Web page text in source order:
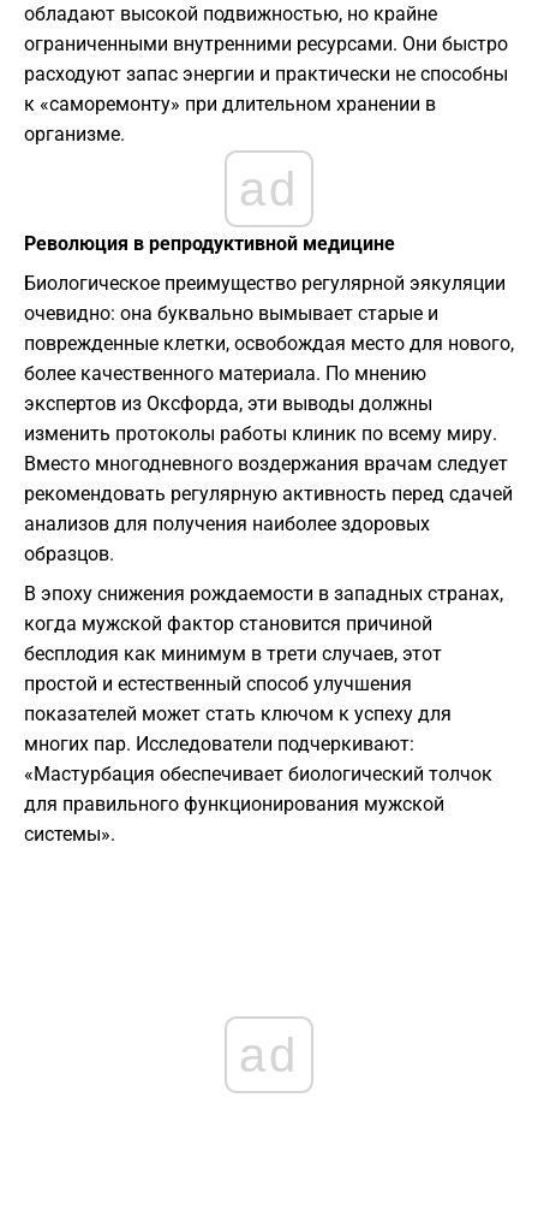
обладают высокой подвижностью, но крайне
ограниченными внутренними ресурсами. Они быстро
расходуют запас энергии и практически не способны
к «саморемонту» при длительном хранении в
организме.
ad
Революция в репродуктивной медицине
Биологическое преимущество регулярной эякуляции
очевидно: она буквально вымывает старые и
поврежденные клетки, освобождая место для нового,
более качественного материала. По мнению
экспертов из Оксфорда, эти выводы должны
изменить протоколы работы клиник по всему миру.
Вместо многодневного воздержания врачам следует
рекомендовать регулярную активность перед сдачей
анализов для получения наиболее здоровых
образцов.
В эпоху снижения рождаемости в западных странах,
когда мужской фактор становится причиной
бесплодия как минимум в трети случаев, этот
простой и естественный способ улучшения
показателей может стать ключом к успеху для
многих пар. Исследователи подчеркивают:
«Мастурбация обеспечивает биологический толчок
для правильного функционирования мужской
системы».
ad